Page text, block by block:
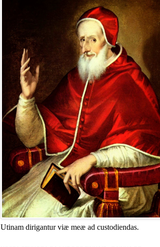
Utinam dirigantur viæ meæ ad custodiendas.